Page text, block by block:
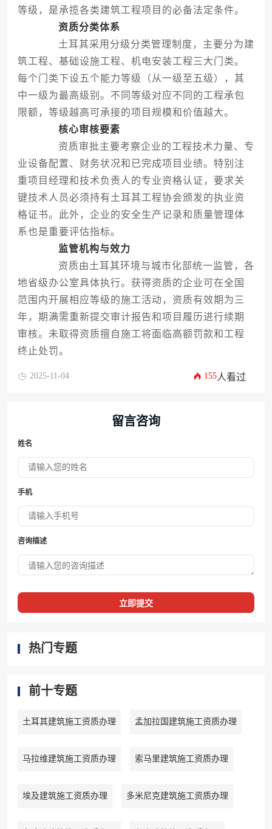
等级，是承揽各类建筑工程项目的必备法定条件。
资质分类体系
土耳其采用分级分类管理制度，主要分为建
筑工程、基础设施工程、机电安装工程三大门类。
每个门类下设五个能力等级（从一级至五级），其
中一级为最高级别。不同等级对应不同的工程承包
限额，等级越高可承接的项目规模和价值越大。
核心审核要素
资质审批主要考察企业的工程技术力量、专
业设备配置、财务状况和已完成项目业绩。特别注
重项目经理和技术负责人的专业资格认证，要求关
键技术人员必须持有土耳其工程协会颁发的执业资
格证书。此外，企业的安全生产记录和质量管理体
系也是重要评估指标。
监管机构与效力
资质由土耳其环境与城市化部统一监管，各
地省级办公室具体执行。获得资质的企业可在全国
范围内开展相应等级的施工活动，资质有效期为三
年，期满需重新提交审计报告和项目履历进行续期
审核。未取得资质擅自施工将面临高额罚款和工程
终止处罚。
2025-11-04 155人看过
留言咨询
姓名
手机
咨询描述
立即提交
热门专题
前十专题
土耳其建筑施工资质办理 孟加拉国建筑施工资质办理
马拉维建筑施工资质办理 索马里建筑施工资质办理
埃及建筑施工资质办理 多米尼克建筑施工资质办理